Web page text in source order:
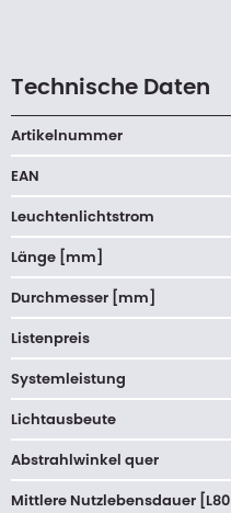
Technische Daten
Artikelnummer
EAN
Leuchtenlichtstrom
Länge [mm]
Durchmesser [mm]
Listenpreis
Systemleistung
Lichtausbeute
Abstrahlwinkel quer
Mittlere Nutzlebensdauer [L80]